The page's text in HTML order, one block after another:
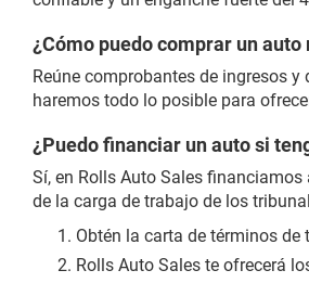
¿Cómo puedo comprar un
Reúne comprobantes de ingresos
haremos todo lo posible para
¿Puedo financiar un auto si
Sí, en Rolls Auto Sales
de la carga de trabajo de los
Obtén la carta de términos de
Rolls Auto Sales te ofrecerá